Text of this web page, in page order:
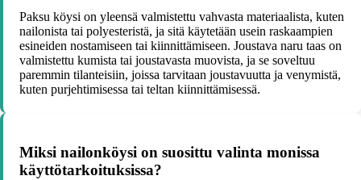
Paksu köysi on yleensä valmistettu vahvasta materiaalista, kuten
nailonista tai polyesteristä, ja sitä käytetään usein raskaampien
esineiden nostamiseen tai kiinnittämiseen. Joustava naru taas on
valmistettu kumista tai joustavasta muovista, ja se soveltuu
paremmin tilanteisiin, joissa tarvitaan joustavuutta ja venymistä,
kuten purjehtimisessa tai teltan kiinnittämisessä.
Miksi nailonköysi on suosittu valinta monissa
käyttötarkoituksissa?